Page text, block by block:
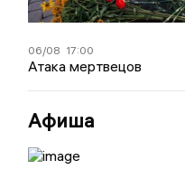
06/08 17:00
Атака мертвецов
Афиша